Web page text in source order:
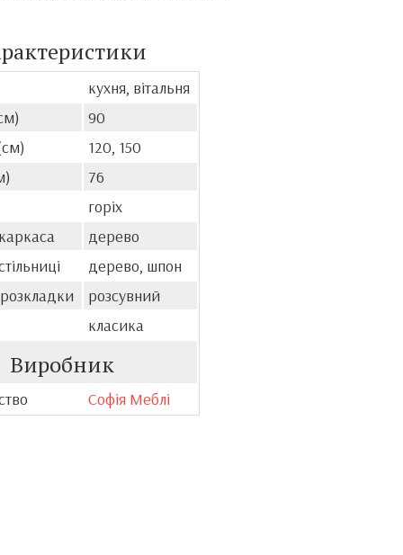
кухня, вітальня
90
120, 150
76
горіх
дерево
дерево, шпон
розсувний
класика
Виробник
Софія Меблі